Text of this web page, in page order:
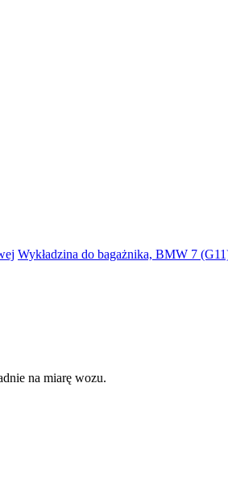
Wykładzina do bagażnika, BMW 7
na miarę wozu.